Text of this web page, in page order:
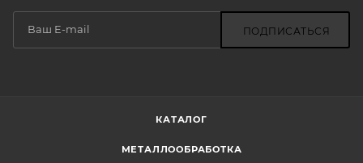
ПОДПИСАТЬСЯ
КАТАЛОГ
МЕТАЛЛООБРАБОТКА